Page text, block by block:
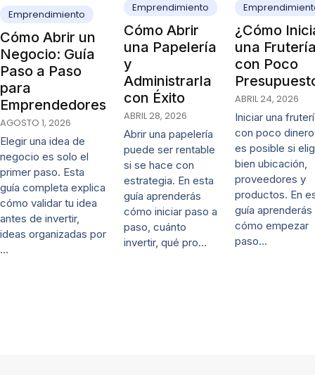
Emprendimiento
Cómo Abrir un
Negocio: Guía
Paso a Paso
para
Emprendedores
AGOSTO 1, 2026
Elegir una idea de
negocio es solo el
primer paso. Esta
guía completa explica
cómo validar tu idea
antes de invertir,
ideas organizadas por
…
Emprendimiento
Cómo Abrir
una Papelería
y
Administrarla
con Éxito
ABRIL 28, 2026
Abrir una papelería
puede ser rentable
si se hace con
estrategia. En esta
guía aprenderás
cómo iniciar paso a
paso, cuánto
invertir, qué pro…
¿Cómo
una
con Poco
ABRIL 24, 2026
Iniciar una
con poco dinero
es posible si
bien ubicación,
proveedores y
productos. En
guía aprenderás
cómo empezar
paso…